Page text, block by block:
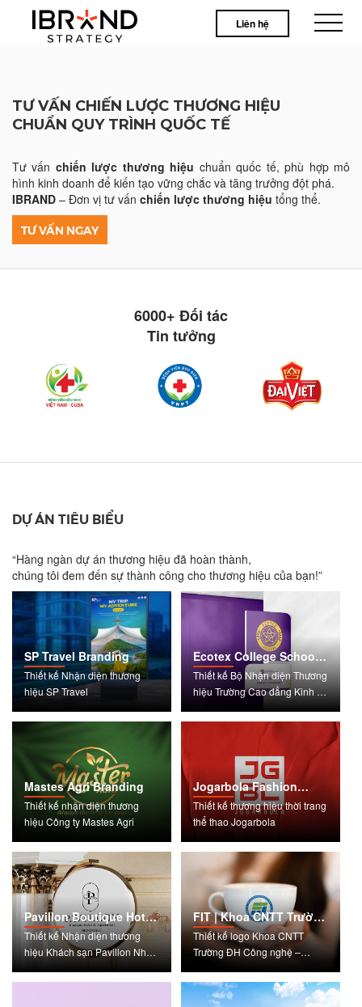
Liên hệ
TƯ VẤN CHIẾN LƯỢC THƯƠNG HIỆU
CHUẨN QUY TRÌNH QUỐC TẾ
Tư vấn chiến lược thương hiệu chuẩn quốc tế, phù hợp mô
hình kinh doanh để kiến tạo vững chắc và tăng trưởng đột phá.
IBRAND – Đơn vị tư vấn chiến lược thương hiệu tổng thể.
TƯ VẤN NGAY
6000+ Đối tác
Tin tưởng
DỰ ÁN TIÊU BIỂU
“Hàng ngàn dự án thương hiệu đã hoàn thành,
chúng tôi đem đến sự thành công cho thương hiệu của bạn!”
SP Travel Branding
Thiết kế Nhận diện thương
hiệu SP Travel
Ecotex College School
Branding
Thiết kế Bộ Nhận diện Thương
hiệu Trường Cao đẳng Kinh tế
Kỹ thuật và Công nghệ (Ecotex
College)
Mastes Agri Branding
Thiết kế nhận diện thương
hiệu Công ty Mastes Agri
Jogarbola Fashion
Logo
Thiết kế thương hiệu thời trang
thể thao Jogarbola
Pavillon Boutique Hotel
– Nha Trang
Thiết kế Nhận diện thương
hiệu Khách sạn Pavillon Nha
Trang
FIT | Khoa CNTT Trường
Đại học QGHN
Thiết kế logo Khoa CNTT
Trường ĐH Công nghệ –